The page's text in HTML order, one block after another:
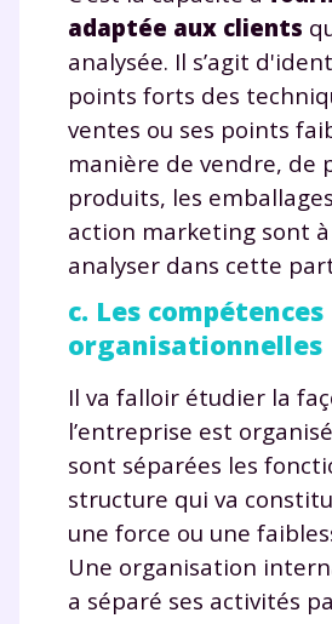
adaptée aux clients
analysée. Il s’agit
points forts des
ventes ou ses points
manière de vendre, de
produits, les
action marketing sont
analyser dans cette
c. Les compétences
organisationnelles
Il va falloir étudier la
l’entreprise est
sont séparées les
structure qui va
une force ou une
Une organisation
a séparé ses activités
Envie de
et de
année